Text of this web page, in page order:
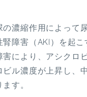
濃縮作用によって
腎障害（AKI）を起こ
により、アシクロ
ル濃度が上昇し、
す。